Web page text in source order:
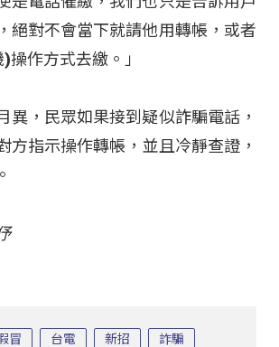
絕對不會當下就請他用轉帳，或者
作方式去繳。」
異，民眾如果接到疑似詐騙電話，
方指示操作轉帳，並且冷靜查證，
冒 台電 新招 詐騙